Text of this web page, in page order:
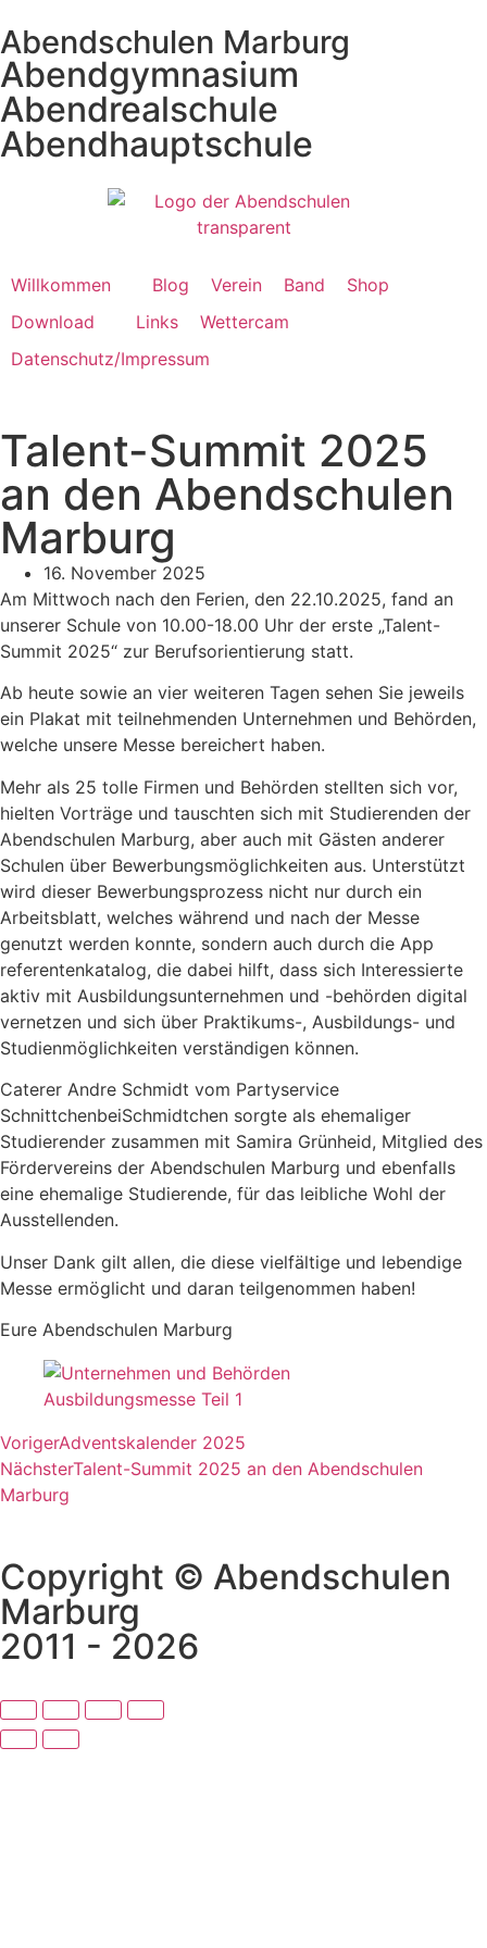
Abendschulen Marburg
Abendgymnasium
Abendrealschule
Abendhauptschule
Willkommen Blog Verein Band
Shop
Download
Links
Wettercam
Datenschutz/Impressum
Talent-Summit 2025
an den Abendschulen
Marburg
16. November 2025
Am Mittwoch nach den Ferien, den 22.10.2025, fand an
unserer Schule von 10.00-18.00 Uhr der erste „Talent-
Summit 2025“ zur Berufsorientierung statt.
Ab heute sowie an vier weiteren Tagen sehen Sie jeweils
ein Plakat mit teilnehmenden Unternehmen und Behörden,
welche unsere Messe bereichert haben.
Mehr als 25 tolle Firmen und Behörden stellten sich vor,
hielten Vorträge und tauschten sich mit Studierenden der
Abendschulen Marburg, aber auch mit Gästen anderer
Schulen über Bewerbungsmöglichkeiten aus. Unterstützt
wird dieser Bewerbungsprozess nicht nur durch ein
Arbeitsblatt, welches während und nach der Messe
genutzt werden konnte, sondern auch durch die App
referentenkatalog, die dabei hilft, dass sich Interessierte
aktiv mit Ausbildungsunternehmen und -behörden digital
vernetzen und sich über Praktikums-, Ausbildungs- und
Studienmöglichkeiten verständigen können.
Caterer Andre Schmidt vom Partyservice
SchnittchenbeiSchmidtchen sorgte als ehemaliger
Studierender zusammen mit Samira Grünheid, Mitglied des
Fördervereins der Abendschulen Marburg und ebenfalls
eine ehemalige Studierende, für das leibliche Wohl der
Ausstellenden.
Unser Dank gilt allen, die diese vielfältige und lebendige
Messe ermöglicht und daran teilgenommen haben!
Eure Abendschulen Marburg
VorigerAdventskalender 2025
NächsterTalent-Summit 2025 an den Abendschulen
Marburg
Copyright © Abendschulen
Marburg
2011 - 2026